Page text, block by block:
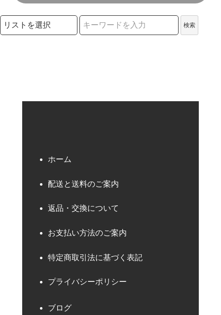
検索リストの選択
検索
ホーム
配送と送料のご案内
返品・交換について
お支払い方法のご案内
特定商取引法に基づく表記
プライバシーポリシー
ブログ